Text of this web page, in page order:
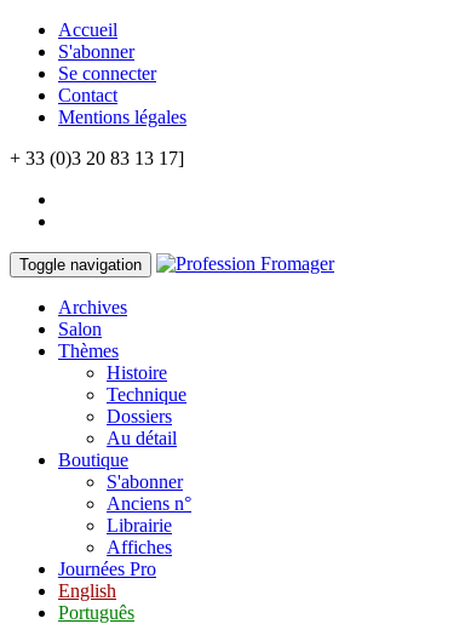
Accueil
S'abonner
Se connecter
Contact
Mentions légales
+ 33 (0)3 20 83 13 17]
Toggle navigation
Archives
Salon
Thèmes
Histoire
Technique
Dossiers
Au détail
Boutique
S'abonner
Anciens n°
Librairie
Affiches
Journées Pro
English
Português